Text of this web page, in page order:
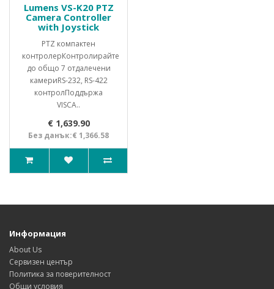
Lumens VS-K20 PTZ
Camera Controller
with Joystick
PTZ компактен
контролерКонтролирайте
до общо 7 отдалечени
камериRS-232, RS-422
контролПоддържа
VISCA..
€ 1,639.90
Без данък:€ 1,366.58
Информация
About Us
Сервизен център
Политика за поверителност
Общи условия